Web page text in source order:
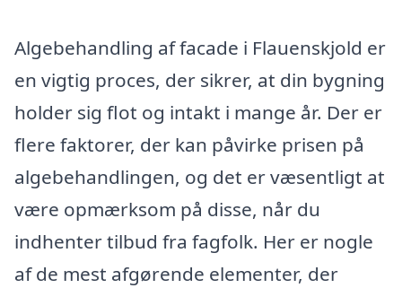
Algebehandling af facade i Flauenskjold er
en vigtig proces, der sikrer, at din bygning
holder sig flot og intakt i mange år. Der er
flere faktorer, der kan påvirke prisen på
algebehandlingen, og det er væsentligt at
være opmærksom på disse, når du
indhenter tilbud fra fagfolk. Her er nogle
af de mest afgørende elementer, der